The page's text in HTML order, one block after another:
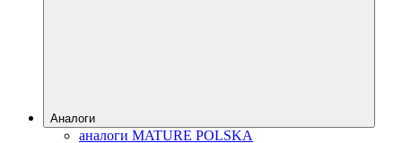
Аналоги
аналоги MATURE POLSKA